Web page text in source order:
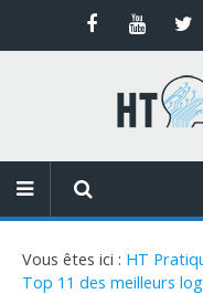
Vous êtes ici : HT
Top 11 des meilleurs